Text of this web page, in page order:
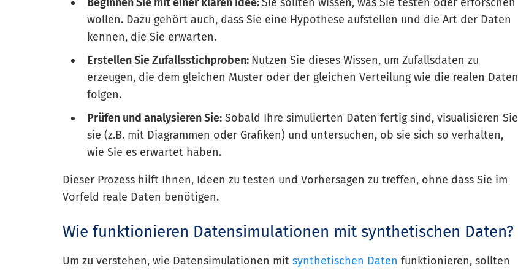
wollen. Dazu gehört auch, dass Sie eine Hypothese aufstellen und die Art der Daten
kennen, die Sie erwarten.
Erstellen Sie Zufallsstichproben: Nutzen Sie dieses Wissen, um Zufallsdaten zu
erzeugen, die dem gleichen Muster oder der gleichen Verteilung wie die realen Daten
folgen.
Prüfen und analysieren Sie: Sobald Ihre simulierten Daten fertig sind, visualisieren Sie
sie (z.B. mit Diagrammen oder Grafiken) und untersuchen, ob sie sich so verhalten,
wie Sie es erwartet haben.
Dieser Prozess hilft Ihnen, Ideen zu testen und Vorhersagen zu treffen, ohne dass Sie im
Vorfeld reale Daten benötigen.
Wie funktionieren Datensimulationen mit synthetischen Daten?
Um zu verstehen, wie Datensimulationen mit synthetischen Daten funktionieren, sollten